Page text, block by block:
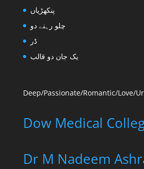
پنکھڑیاں
چلو رہنے دو
ڈر
یک جان دو قالب
Deep/Passionate/Romantic/Love/
Dow Medical
Dr M Nadeem